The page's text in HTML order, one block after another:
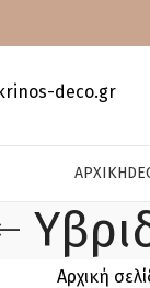
deco.gr
ΑΡΧΙΚΉ
Αρχική